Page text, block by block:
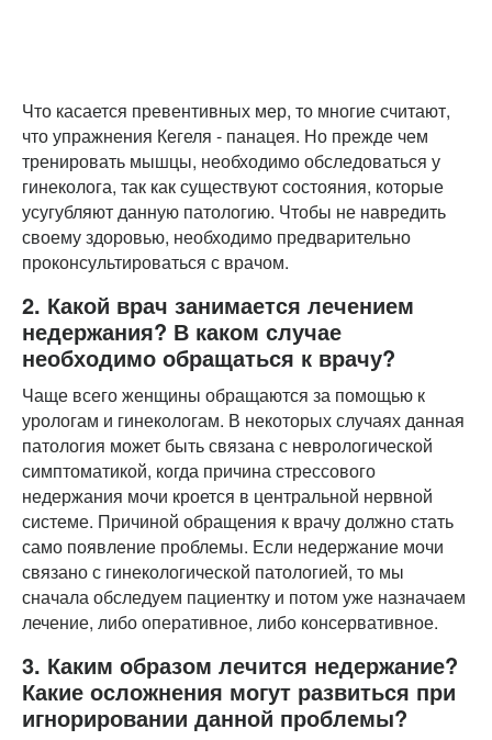
Что касается превентивных мер, то многие считают,
что упражнения Кегеля - панацея. Но прежде чем
тренировать мышцы, необходимо обследоваться у
гинеколога, так как существуют состояния, которые
усугубляют данную патологию. Чтобы не навредить
своему здоровью, необходимо предварительно
проконсультироваться с врачом.
2. Какой врач занимается лечением
недержания? В каком случае
необходимо обращаться к врачу?
Чаще всего женщины обращаются за помощью к
урологам и гинекологам. В некоторых случаях данная
патология может быть связана с неврологической
симптоматикой, когда причина стрессового
недержания мочи кроется в центральной нервной
системе. Причиной обращения к врачу должно стать
само появление проблемы. Если недержание мочи
связано с гинекологической патологией, то мы
сначала обследуем пациентку и потом уже назначаем
лечение, либо оперативное, либо консервативное.
3. Каким образом лечится недержание?
Какие осложнения могут развиться при
игнорировании данной проблемы?